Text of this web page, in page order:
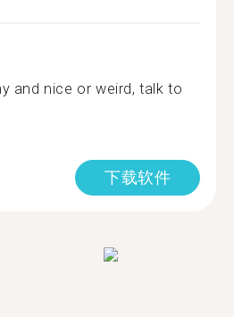
and nice or weird, talk to
下载软件